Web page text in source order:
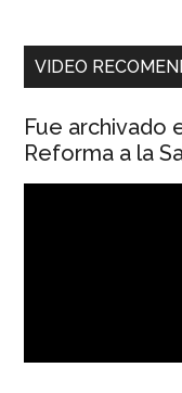
VIDEO
Fue archivado
Reforma a la